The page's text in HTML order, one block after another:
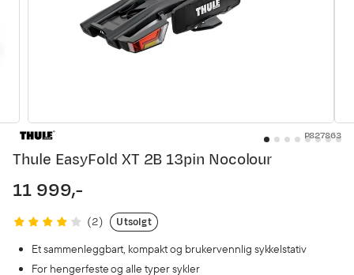
P827863
Thule EasyFold XT 2B 13pin Nocolour
price
11 999,-
(2)
Utsolgt
Et sammenleggbart, kompakt og brukervennlig sykkelstativ
For hengerfeste og alle typer sykler